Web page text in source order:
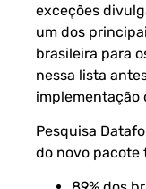
exceções
um dos
brasileira para
nessa lista
implementação
Pesquisa
do novo pacote